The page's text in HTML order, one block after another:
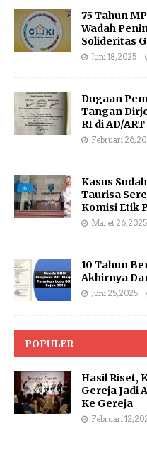
75 Tahun
Wadah
Solideritas
Juni 18, 2025
Dugaan
Tangan
RI di AD/
Februari 26,
Kasus
Taurisa
Komisi Etik
Maret 26, 2025
10 Tahun
Akhirnya
Juni 25, 2025
POPULER
Hasil Riset,
Gereja Jadi
Ke Gereja
Februari 12,